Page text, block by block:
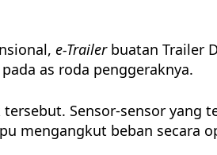
e-Trailerbuatan Trailer
as roda penggeraknya.
Sensor-sensor yang
mengangkut beban secara